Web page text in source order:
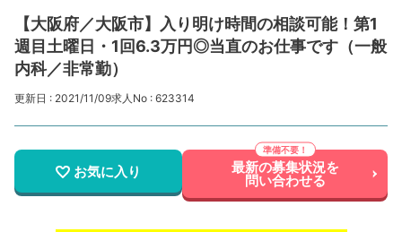
【大阪府／大阪市】入り明け時間の相談可能！第1
週目土曜日・1回6.3万円◎当直のお仕事です（一般
内科／非常勤）
更新日 : 2021/11/09求人No : 623314
お気に入り 最新の募集状況を
問い合わせる